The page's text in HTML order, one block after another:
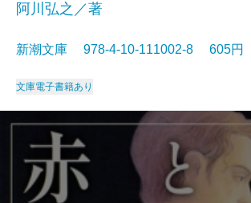
阿川弘之／著
新潮文庫 978-4-10-111002-8 605円
文庫電子書籍あり